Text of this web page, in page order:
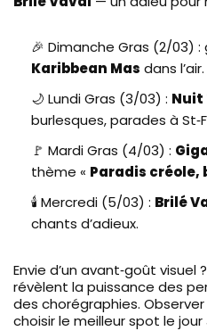
🎉 Dimanche Gras (2/03)
Karibbean Mas dans l’air.
🌙 Lundi Gras (3/03) : Nuit
burlesques, parades à
🚩 Mardi Gras (4/03) :
thème « Paradis créole,
🕯️ Mercredi (5/03) : Brilé
chants d’adieux.
Envie d’un avant‑goût visuel
révèlent la puissance des
des chorégraphies.
choisir le meilleur spot le jour